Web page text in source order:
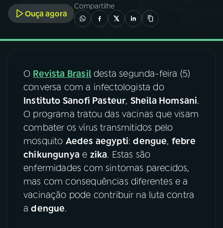
04PROGRAMAS
05PODCASTS
06VIDEOCASTS
ÚLTIMAS
Ouça agora
Compartilhe
O Revista Brasildesta segunda-feira (5)
conversa com a infectologista do
Instituto Sanofi Pasteur, Sheila Homsani.
O programa tratou das vacinas que visam
combater os vírus transmitidos pelo
mosquito Aedes aegypti:dengue, febre
chikungunya e zika. Estas são
enfermidades com sintomas parecidos,
mas com consequências diferentes e a
vacinação pode contribuir na luta contra
adengue.